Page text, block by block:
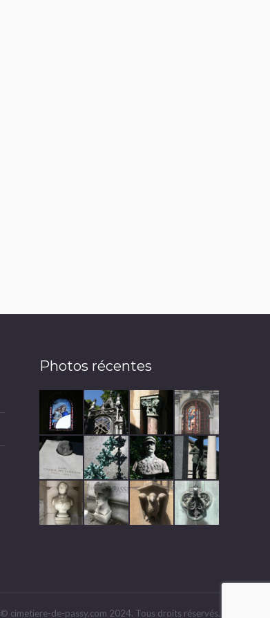
Photos récentes
© cimetiere-de-passy.com 2024. Tous droits réservés.